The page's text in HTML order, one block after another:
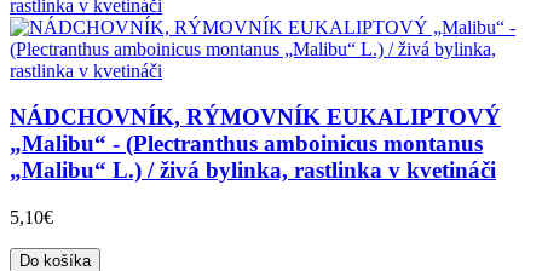
NÁDCHOVNÍK, RÝMOVNÍK EUKALIPTOVÝ
„Malibu“ - (Plectranthus amboinicus montanus
„Malibu“ L.) / živá bylinka, rastlinka v kvetináči
5,10€
Do košíka